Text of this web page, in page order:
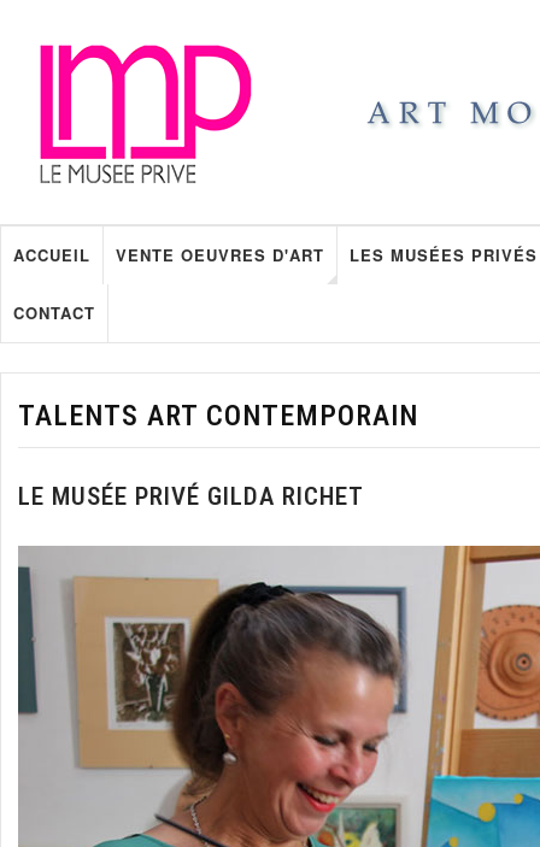
ACCUEIL VENTE OEUVRES D'ART LES MUSÉES PRIVÉS
CONTACT
TALENTS ART CONTEMPORAIN
LE MUSÉE PRIVÉ GILDA RICHET